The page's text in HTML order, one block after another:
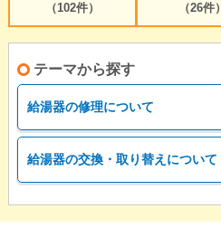
（102件）
（26件）
テーマから探す
給湯器の修理について
給湯器の交換・取り替えについて